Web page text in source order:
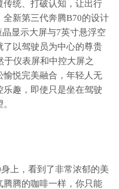
传统、打破认知，让出行
新第三代奔腾B70的设计
显示大屏与7英寸悬浮空
以驾驶员为中心的尊贵
仪表屏和中控大屏之
愉悦完美融合，年轻人无
趣，即使只是坐在驾驶
上，看到了非常浓郁的美
腾的咖啡一样，你只能